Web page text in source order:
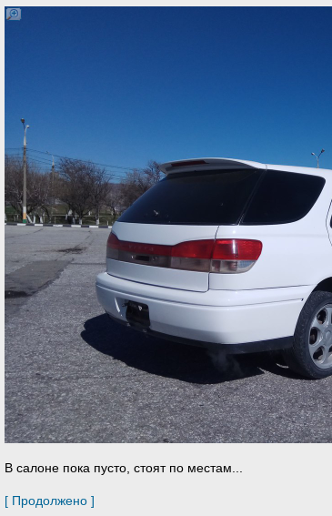
В салоне пока пусто, стоят по местам...
[ Продолжено ]